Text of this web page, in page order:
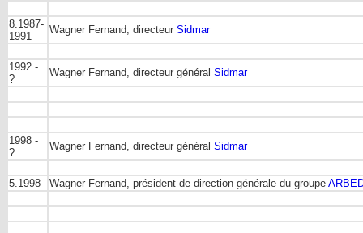
8.1987-
1991
Wagner Fernand, directeur Sidmar
1992 -
?
Wagner Fernand, directeur général Sidmar
1998 -
?
Wagner Fernand, directeur général Sidmar
5.1998 Wagner Fernand, président de direction générale du groupe